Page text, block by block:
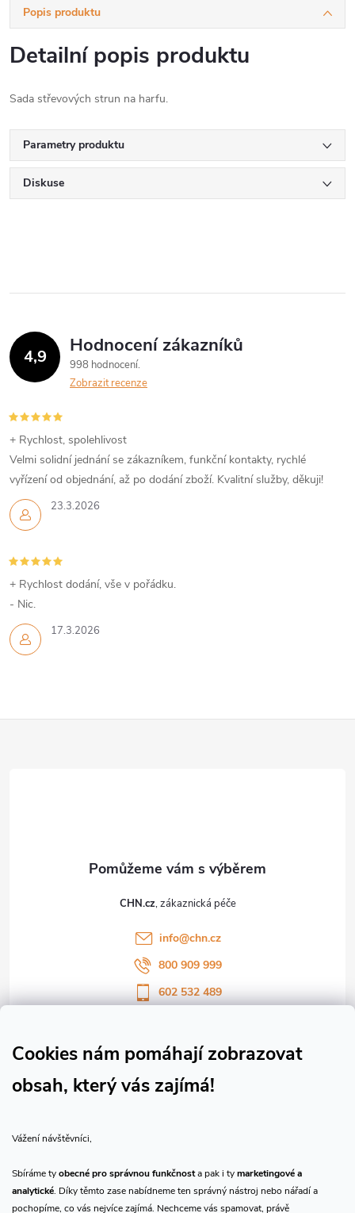
Cookies nám pomáhají zobrazovat
obsah, který vás zajímá!
Vážení návštěvníci,
Sbíráme tyobecné pro správnou funkčnosta pak i tymarketingové a
analytické. Díky těmto zase nabídneme ten správný nástroj nebo nářadí a
pochopíme, co vás nejvíce zajímá. Nechceme vás spamovat, právě
Popis produktu
Detailní popis produktu
Sada střevových strun na harfu.
Parametry produktu
Diskuse
4,9 Hodnocení zákazníků
998 hodnocení
Zobrazit recenze
23.3.2026
+ Rychlost, spolehlivost
Velmi solidní jednání se zákazníkem, funkční kontakty, rychlé
vyřízení od objednání, až po dodání zboží. Kvalitní služby, děkuji!
17.3.2026
+ Rychlost dodání, vše v pořádku.
- Nic.
CHN.cz
info@chn.cz
800 909 999
602 532 489
Sledujte náš vlog CHN_CZ
Přijímáme online platby